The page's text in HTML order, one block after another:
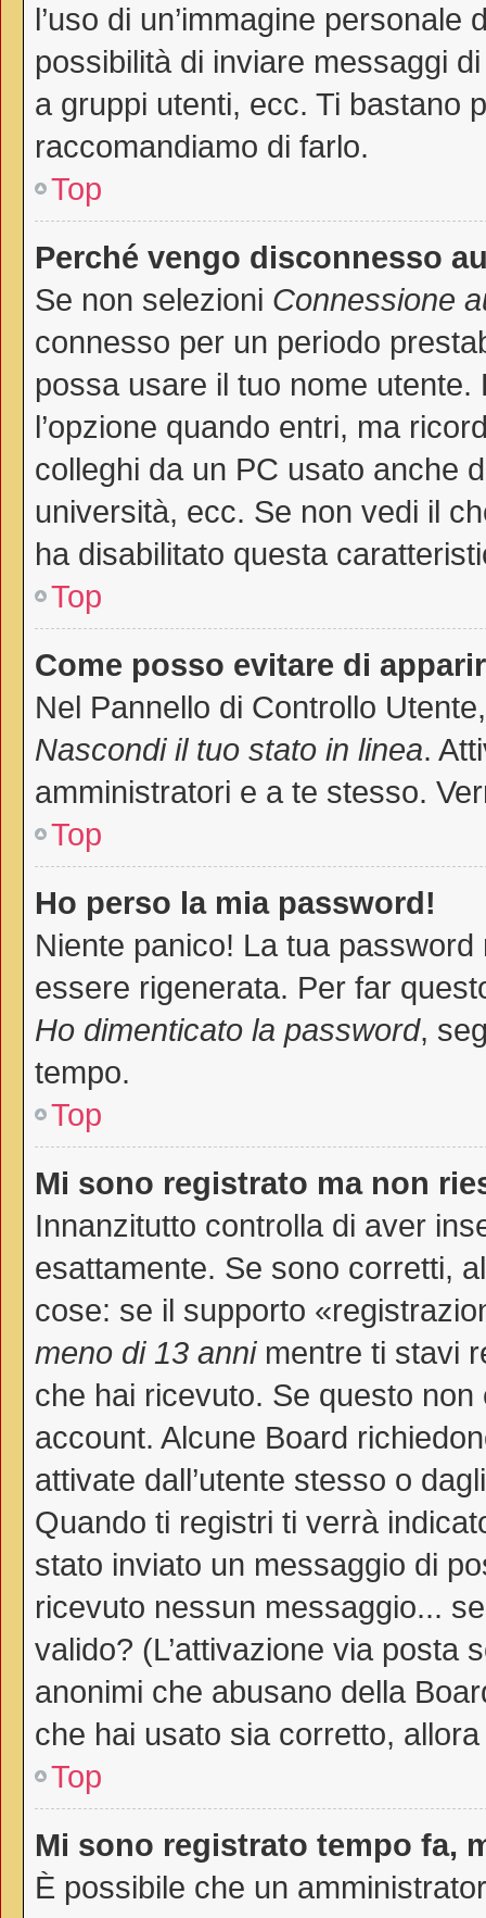
l’uso di un’immagine
possibilità di inviare messaggi
a gruppi utenti, ecc. Ti bastano
raccomandiamo di farlo.
Top
Perché vengo disconnesso
Se non selezioni Connessione
connesso per un periodo
possa usare il tuo nome
l’opzione quando entri, ma
colleghi da un PC usato anche
università, ecc. Se non vedi il
ha disabilitato questa
Top
Come posso evitare di
Nel Pannello di Controllo
Nascondi il tuo stato in linea.
amministratori e a te stesso.
Top
Ho perso la mia password!
Niente panico! La tua
essere rigenerata. Per far
Ho dimenticato la password,
tempo.
Top
Mi sono registrato ma non
Innanzitutto controlla di aver
esattamente. Se sono corretti,
cose: se il supporto
meno di 13 annimentre ti stavi
che hai ricevuto. Se questo
account. Alcune Board
attivate dall’utente stesso o
Quando ti registri ti verrà
stato inviato un messaggio di
ricevuto nessun messaggio...
valido? (L’attivazione via posta
anonimi che abusano della
che hai usato sia corretto,
Top
Mi sono registrato tempo fa,
È possibile che un